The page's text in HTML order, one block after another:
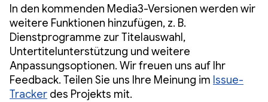
In den kommenden Media3-Versionen werden wir
weitere Funktionen hinzufügen, z. B.
Dienstprogramme zur Titelauswahl,
Untertitelunterstützung und weitere
Anpassungsoptionen. Wir freuen uns auf Ihr
Feedback. Teilen Sie uns Ihre Meinung im Issue-
Tracker des Projekts mit.